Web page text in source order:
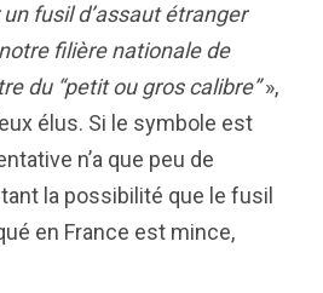
fusil d’assaut étranger
filière nationale de
du “petit ou gros calibre”»,
élus. Si le symbole est
n’a que peu de
la possibilité que le fusil
en France est mince,